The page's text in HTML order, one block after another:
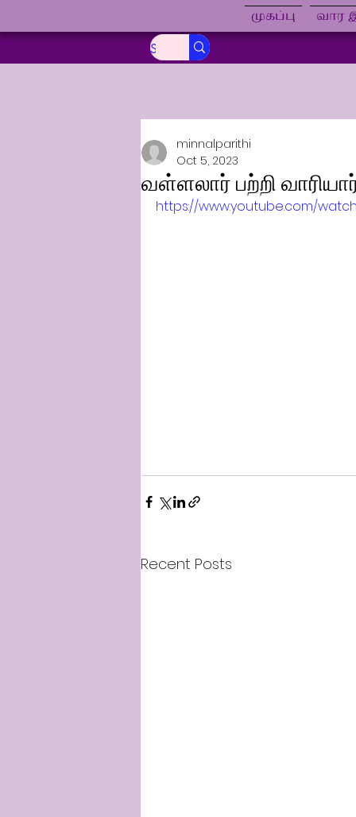
முகப்பு வார
வள்ளலார் பற்றி
minnalparithi
Oct 5, 2023
https://www.youtube.com/
Recent Posts